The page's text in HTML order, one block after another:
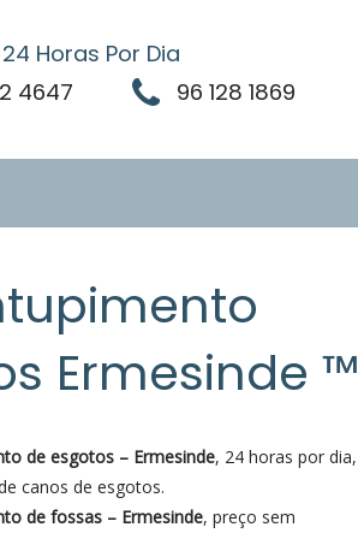
Horas Por Dia
4647 96 128 1869
Ermesinde ™
de esgotos – Ermesinde, 24 horas por dia,
canos de esgotos.
de fossas – Ermesinde, preço sem